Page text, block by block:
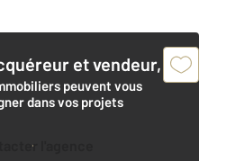
et vendeur,
peuvent vous
dans vos projets
l'agence